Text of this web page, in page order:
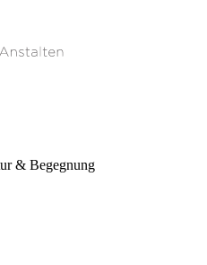
& Begegnung